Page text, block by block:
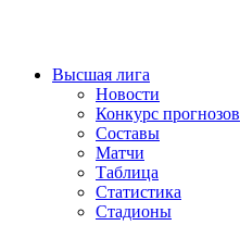
Высшая лига
Новости
Конкурс прогнозов
Составы
Матчи
Таблица
Статистика
Стадионы